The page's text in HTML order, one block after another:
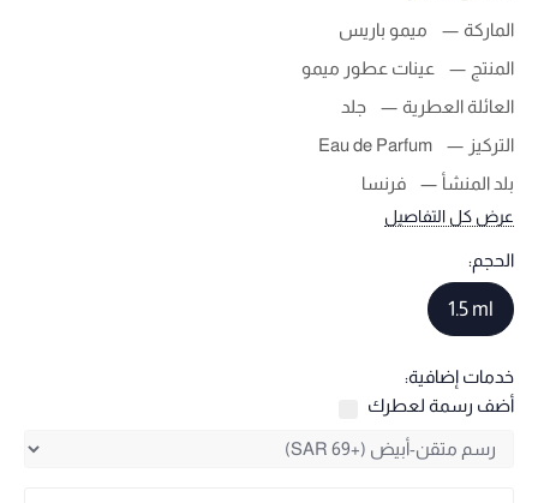
الماركة
ميمو باريس
المنتج
عينات عطور ميمو
العائلة العطرية
جلد
التركيز
Eau de Parfum
بلد المنشأ
فرنسا
عرض كل التفاصيل
الحجم:
1.5 ml
خدمات إضافية:
أضف رسمة لعطرك